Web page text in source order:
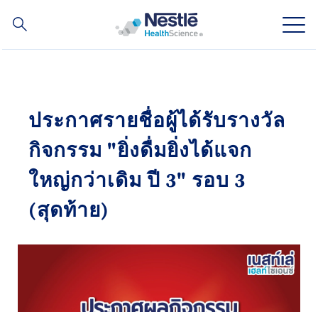
สินค้าของเรา
เกี่ยวกับเรา
บุคลากรของเรา
การลงทุนและหุ้นส่วนทางธุรกิจของเรา
Social
ประกาศรายชื่อผู้ได้รับรางวัล
กิจกรรม "ยิ่งดื่มยิ่งได้แจก
ใหญ่กว่าเดิม ปี 3" รอบ 3
(สุดท้าย)